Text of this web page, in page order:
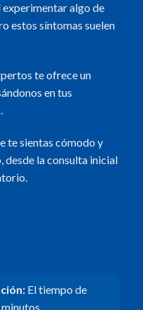
algo de
estos síntomas suelen
te ofrece un
en tus
te sientas cómodo y
desde la consulta inicial
El tiempo de